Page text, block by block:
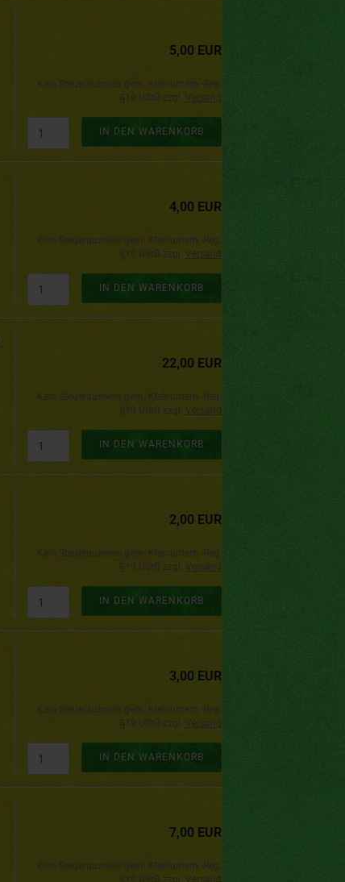
5,00 EUR
IN DEN WARENKORB
4,00 EUR
IN DEN WARENKORB
22,00 EUR
IN DEN WARENKORB
2,00 EUR
IN DEN WARENKORB
3,00 EUR
IN DEN WARENKORB
7,00 EUR